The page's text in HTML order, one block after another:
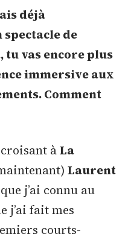
déjà
spectacle de
tu vas encore plus
immersive aux
Comment
àLa
Laurent
j’ai connu au
j’ai fait mes
courts-